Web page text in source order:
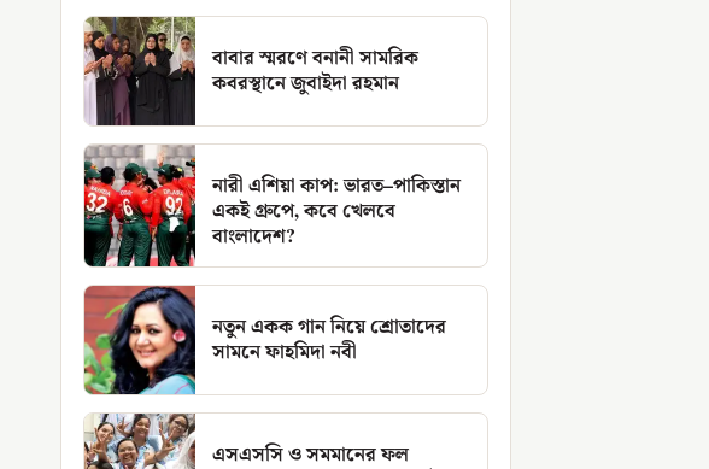
বাবার স্মরণে বনানী সামরিক
কবরস্থানে জুবাইদা রহমান
নারী এশিয়া কাপ: ভারত–পাকিস্তান
একই গ্রুপে, কবে খেলবে
বাংলাদেশ?
নতুন একক গান নিয়ে শ্রোতাদের
সামনে ফাহমিদা নবী
এসএসসি ও সমমানের ফল